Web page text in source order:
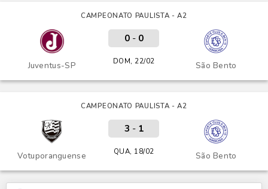
CAMPEONATO PAULISTA - A2
Juventus-SP São Bento
0- 0
DOM, 22/02
CAMPEONATO PAULISTA - A2
Votuporanguense São Bento
3 - 1
QUA, 18/02